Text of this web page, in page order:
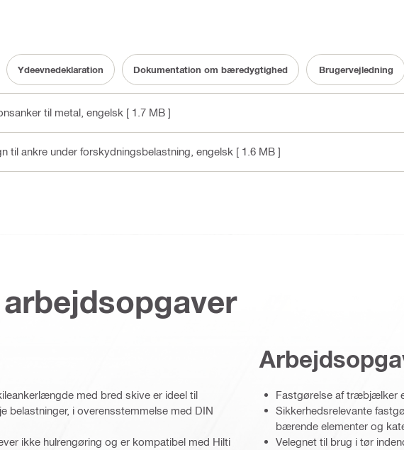
Ydeevnedeklaration Dokumentation om bæredygtighed Brugervejledning
til metal , engelsk [ 1.7 MB ]
til ankre under forskydningsbelastning , engelsk [ 1.6 MB ]
med bred skive er ideel til
i overensstemmelse med DIN
ikke hulrengøring og er kompatibel med Hilti
Fastgørelse af træbjælker
Sikkerhedsrelevante
bærende elementer og
Velegnet til brug i tør